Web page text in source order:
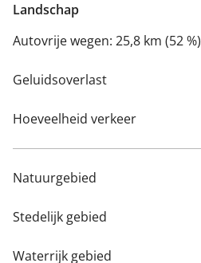
Landschap
Autovrije wegen: 25,8 km (52 %)
Geluidsoverlast
Hoeveelheid verkeer
Natuurgebied
Stedelijk gebied
Waterrijk gebied